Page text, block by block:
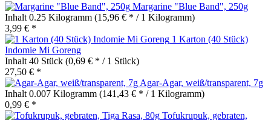
Margarine "Blue Band", 250g
Inhalt 0.25 Kilogramm (15,96 € * / 1 Kilogramm)
3,99 € *
1 Karton (40 Stück)
Indomie Mi Goreng
Inhalt 40 Stück (0,69 € * / 1 Stück)
27,50 € *
Agar-Agar, weiß/transparent, 7g
Inhalt 0.007 Kilogramm (141,43 € * / 1 Kilogramm)
0,99 € *
Tofukrupuk, gebraten,